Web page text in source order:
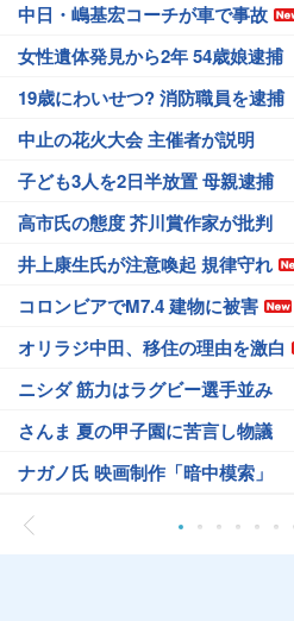
中日・嶋基宏コーチが車で事故
女性遺体発見から2年 54歳娘逮捕
19歳にわいせつ? 消防職員を逮捕
中止の花火大会 主催者が説明
子ども3人を2日半放置 母親逮捕
高市氏の態度 芥川賞作家が批判
井上康生氏が注意喚起 規律守れ
コロンビアでM7.4 建物に被害
オリラジ中田、移住の理由を激白
ニシダ 筋力はラグビー選手並み
さんま 夏の甲子園に苦言し物議
ナガノ氏 映画制作「暗中模索」